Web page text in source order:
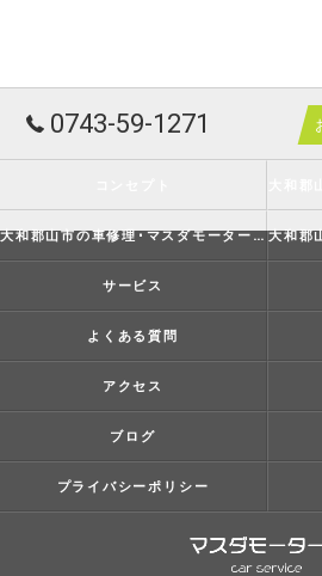
0743-59-1271
大和郡山市の車修理･マスダモータースの評判
サービス
よくある質問
アクセス
ブログ
プライバシーポリシー